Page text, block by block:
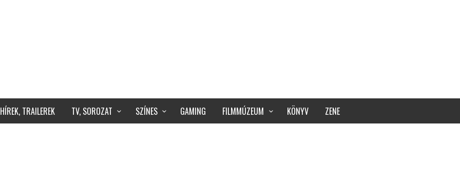
HÍREK, TRAILEREK TV, SOROZAT SZÍNES GAMING FILMMÚZEUM KÖNYV ZENE